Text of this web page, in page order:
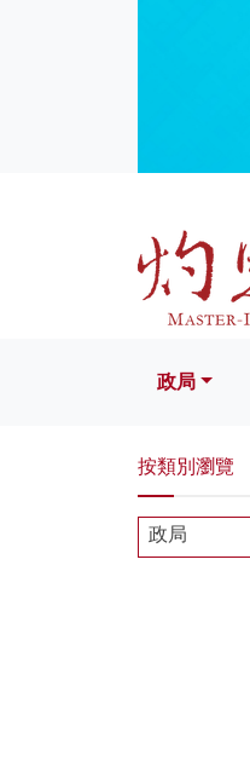
政局
按類別瀏覽
政局